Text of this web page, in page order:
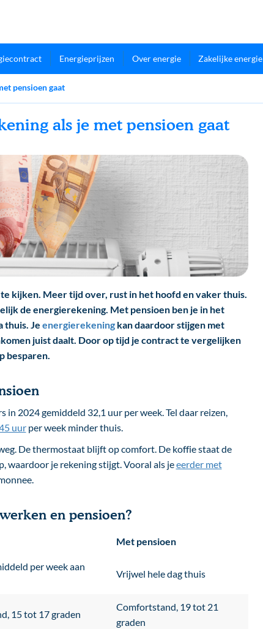
Energieprijzen Over energie Zakelijke energie
pensioen gaat
als je met pensioen gaat
kijken. Meer tijd over, rust in het hoofd en vaker thuis.
de energierekening. Met pensioen ben je in het
thuis. Je energierekeningkan daardoor stijgen met
juist daalt. Door op tijd je contract te vergelijken
besparen.
2024 gemiddeld 32,1 uur per week. Tel daar reizen,
uurper week minder thuis.
De thermostaat blijft op comfort. De koffie staat de
waardoor je rekening stijgt. Vooral als jeeerder met
en pensioen?
Met pensioen
per week aan
Vrijwel hele dag thuis
15 tot 17 graden
Comfortstand, 19 tot 21
graden